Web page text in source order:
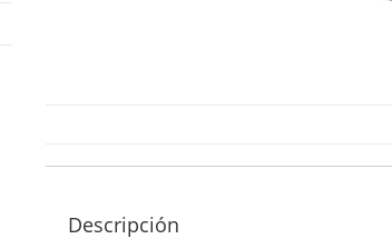
Descripción